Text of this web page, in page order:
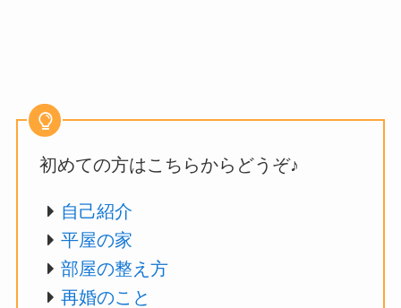
初めての方はこちらからどうぞ♪
自己紹介
平屋の家
部屋の整え方
再婚のこと